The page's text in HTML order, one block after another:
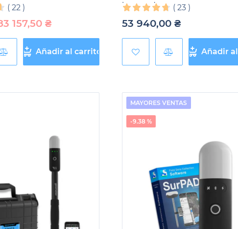
( 22 )
157,50 ₴
Añadir al carrito
integrado
( 23)
53 940,00 ₴
Añadir
MAYORES VENTAS
-9.38 %